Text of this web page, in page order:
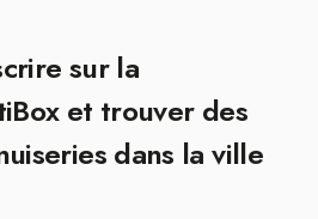
sur la
et trouver des
dans la ville